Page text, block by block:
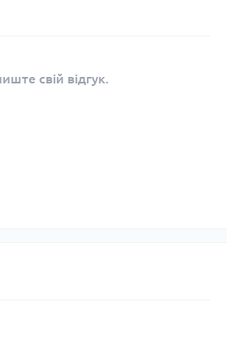
свій відгук.